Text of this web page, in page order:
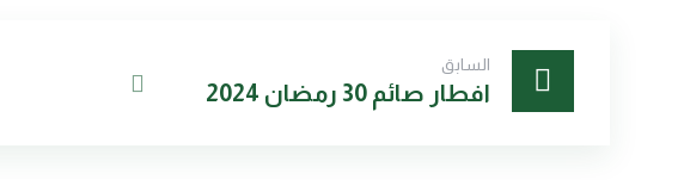
السابق
افطار صائم 30 رمضان 2024